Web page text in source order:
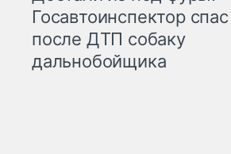
Госавтоинспектор спас
после ДТП собаку
дальнобойщика